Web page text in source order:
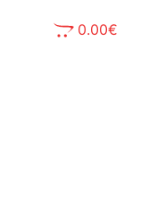
0.00€